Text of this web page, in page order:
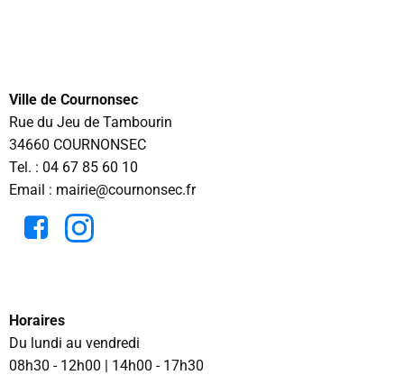
Ville de Cournonsec
Rue du Jeu de Tambourin
34660 COURNONSEC
Tel. : 04 67 85 60 10
Email : mairie@cournonsec.fr
Horaires
Du lundi au vendredi
08h30 - 12h00 | 14h00 - 17h30